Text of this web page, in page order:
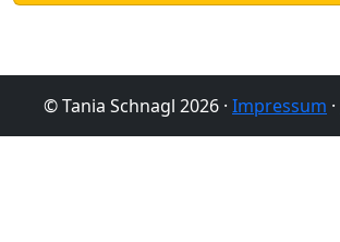
© Tania Schnagl 2026 · Impressum ·